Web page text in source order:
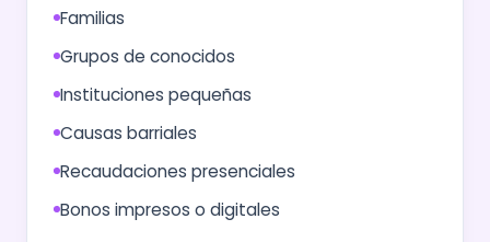
Familias
Grupos de conocidos
Instituciones pequeñas
Causas barriales
Recaudaciones presenciales
Bonos impresos o digitales